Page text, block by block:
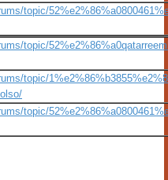
topic/
topic/
topic/
topic/